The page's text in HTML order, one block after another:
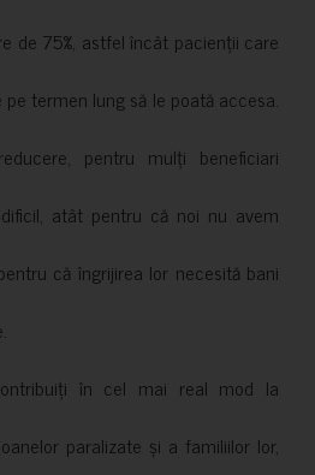
de 75%, astfel încât pacienții care
termen lung să le poată accesa.
pentru mulți beneficiari
atât pentru că noi nu avem
că îngrijirea lor necesită bani
în cel mai real mod la
paralizate și a familiilor lor,